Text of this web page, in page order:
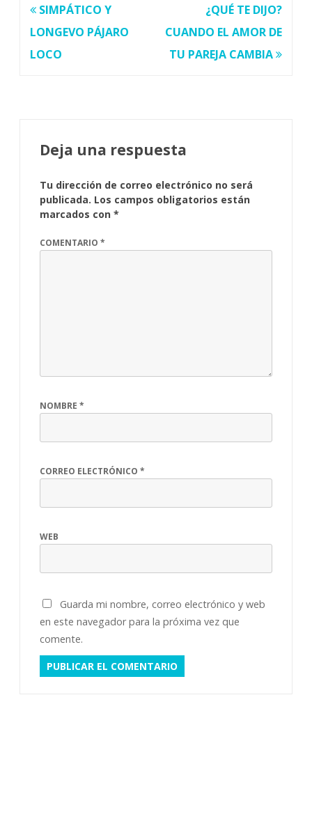
Navegación
de
entradas
SIMPÁTICO Y
LONGEVO PÁJARO
LOCO
¿QUÉ TE DIJO?
CUANDO EL AMOR DE
TU PAREJA CAMBIA
Deja una respuesta
Tu dirección de correo electrónico no será
publicada. Los campos obligatorios están
marcados con *
COMENTARIO *
NOMBRE *
CORREO ELECTRÓNICO *
WEB
Guarda mi nombre, correo electrónico y web
en este navegador para la próxima vez que
comente.